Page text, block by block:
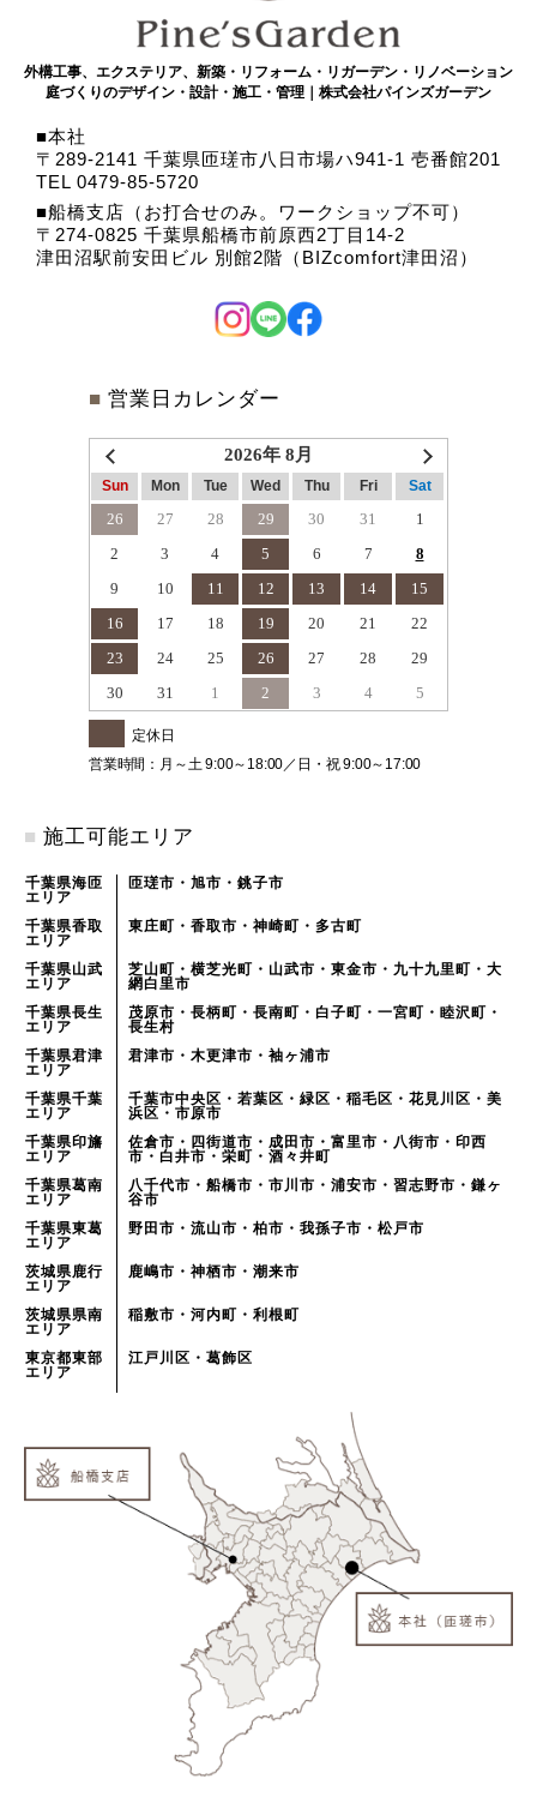
外構工事、エクステリア、新築・リフォーム・リガーデン・リノベーション
庭づくりのデザイン・設計・施工・管理｜株式会社パインズガーデン
本社
〒289-2141 千葉県匝瑳市八日市場ハ941-1 壱番館201
TEL 0479-85-5720
船橋支店（お打合せのみ。ワークショップ不可）
〒274-0825 千葉県船橋市前原西2丁目14-2
津田沼駅前安田ビル 別館2階（BIZcomfort津田沼）
■ 営業日カレンダー
2026年 8月
Sun Mon Tue Wed Thu Fri Sat
26 27 28 29 30 31
1
2
3 4 5 6 7
8
9
10 11 12 13 14
15
16
17 18 19 20 21
22
23
24 25 26 27 28
29
30
31 1 2 3 4 5
定休日
営業時間：月～土 9:00～18:00／日・祝 9:00～17:00
■ 施工可能エリア
千葉県海匝
エリア
匝瑳市・旭市・銚子市
千葉県香取
エリア
東庄町・香取市・神崎町・多古町
千葉県山武
エリア
芝山町・横芝光町・山武市・東金市・九十九里町・大
網白里市
千葉県長生
エリア
茂原市・長柄町・長南町・白子町・一宮町・睦沢町・
長生村
千葉県君津
エリア
君津市・木更津市・袖ヶ浦市
千葉県千葉
エリア
千葉市中央区・若葉区・緑区・稲毛区・花見川区・美
浜区・市原市
千葉県印旛
エリア
佐倉市・四街道市・成田市・富里市・八街市・印西
市・白井市・栄町・酒々井町
千葉県葛南
エリア
八千代市・船橋市・市川市・浦安市・習志野市・鎌ヶ
谷市
千葉県東葛
エリア
野田市・流山市・柏市・我孫子市・松戸市
茨城県鹿行
エリア
鹿嶋市・神栖市・潮来市
茨城県県南
エリア
稲敷市・河内町・利根町
東京都東部
エリア
江戸川区・葛飾区